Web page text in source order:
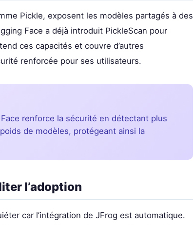
Pickle, exposent les modèles partagés à des
Face a déjà introduit PickleScan pour
ces capacités et couvre d’autres
renforcée pour ses utilisateurs.
Face renforce la sécurité en détectant plus
de modèles, protégeant ainsi la
l’adoption
car l’intégration de JFrog est automatique.